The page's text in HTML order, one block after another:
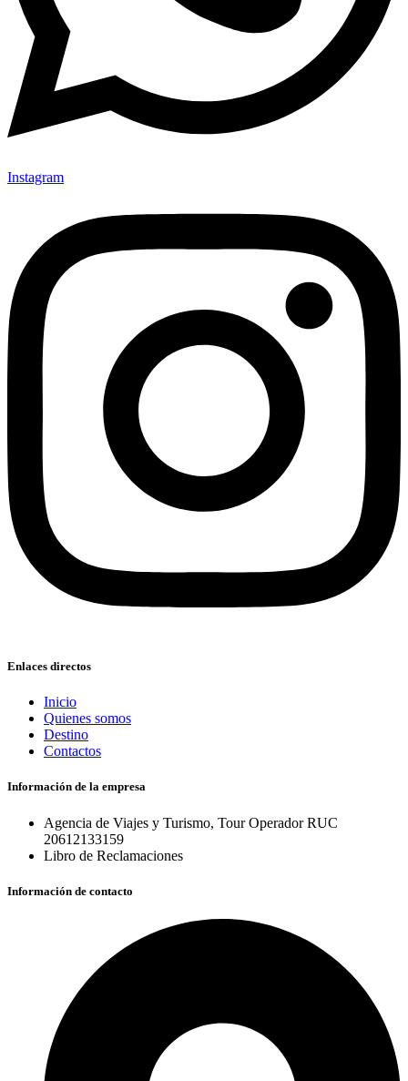
Instagram
Enlaces directos
Inicio
Quienes somos
Destino
Contactos
Información de la empresa
Agencia de Viajes y Turismo, Tour Operador RUC
20612133159
Libro de Reclamaciones
Información de contacto